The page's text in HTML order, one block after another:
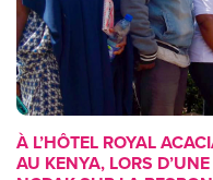
À L’HÔTEL ROYAL
AU KENYA, LORS